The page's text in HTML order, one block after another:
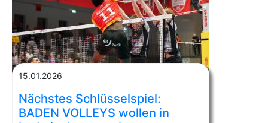
15.01.2026
Nächstes Schlüsselspiel:
BADEN VOLLEYS wollen in